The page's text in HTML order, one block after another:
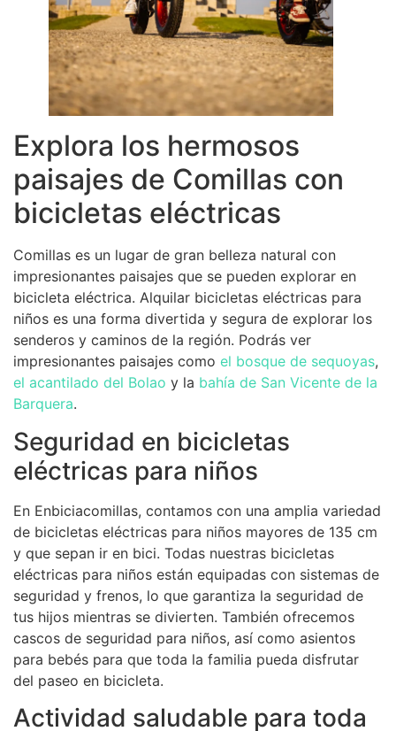
Explora los hermosos
paisajes de Comillas con
bicicletas eléctricas
Comillas es un lugar de gran belleza natural con
impresionantes paisajes que se pueden explorar en
bicicleta eléctrica. Alquilar bicicletas eléctricas para
niños es una forma divertida y segura de explorar los
senderos y caminos de la región. Podrás ver
impresionantes paisajes como el bosque de sequoyas,
el acantilado del Bolao y la bahía de San Vicente de la
Barquera.
Seguridad en bicicletas
eléctricas para niños
En Enbiciacomillas, contamos con una amplia variedad
de bicicletas eléctricas para niños mayores de 135 cm
y que sepan ir en bici. Todas nuestras bicicletas
eléctricas para niños están equipadas con sistemas de
seguridad y frenos, lo que garantiza la seguridad de
tus hijos mientras se divierten. También ofrecemos
cascos de seguridad para niños, así como asientos
para bebés para que toda la familia pueda disfrutar
del paseo en bicicleta.
Actividad saludable para toda